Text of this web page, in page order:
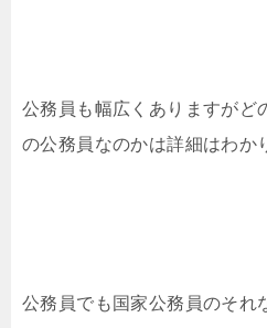
公務員も幅広くありますがど
の公務員なのかは詳細はわか
公務員でも国家公務員のそれ